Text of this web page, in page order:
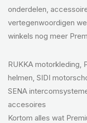
onderdelen,
vertegenwoordigen
winkels nog meer
RUKKA motorkleding,
helmen, SIDI
SENA
accesoires
Kortom alles wat